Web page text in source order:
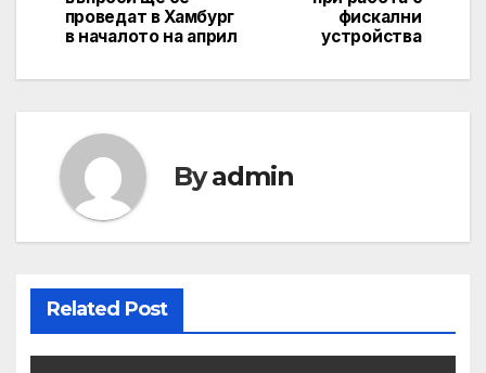
фискални
устройства
проведат в Хамбург
в началото на април
Byadmin
Related Post